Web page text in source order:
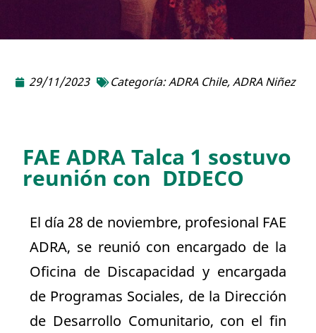
29/11/2023 Categoría:ADRA Chile,ADRA Niñez
FAE ADRA Talca 1 sostuvo
reunión con DIDECO
El día 28 de noviembre, profesional FAE
ADRA, se reunió con encargado de la
Oficina de Discapacidad y encargada
de Programas Sociales, de la Dirección
de Desarrollo Comunitario, con el fin